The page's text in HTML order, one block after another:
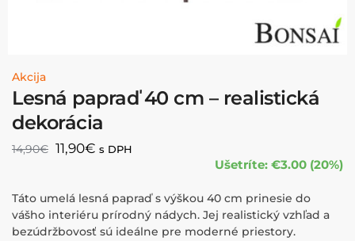
Akcija
Lesná papraď 40 cm – realistická
dekorácia
14,90€ 11,90€ s DPH
Ušetríte: €3.00 (20%)
Táto umelá lesná papraď s výškou 40 cm prinesie do
vášho interiéru prírodný nádych. Jej realistický vzhľad a
bezúdržbovosť sú ideálne pre moderné priestory.